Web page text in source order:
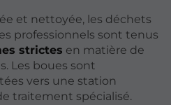
et nettoyée, les déchets
professionnels sont tenus
strictes en matière de
Les boues sont
vers une station
traitement spécialisé.